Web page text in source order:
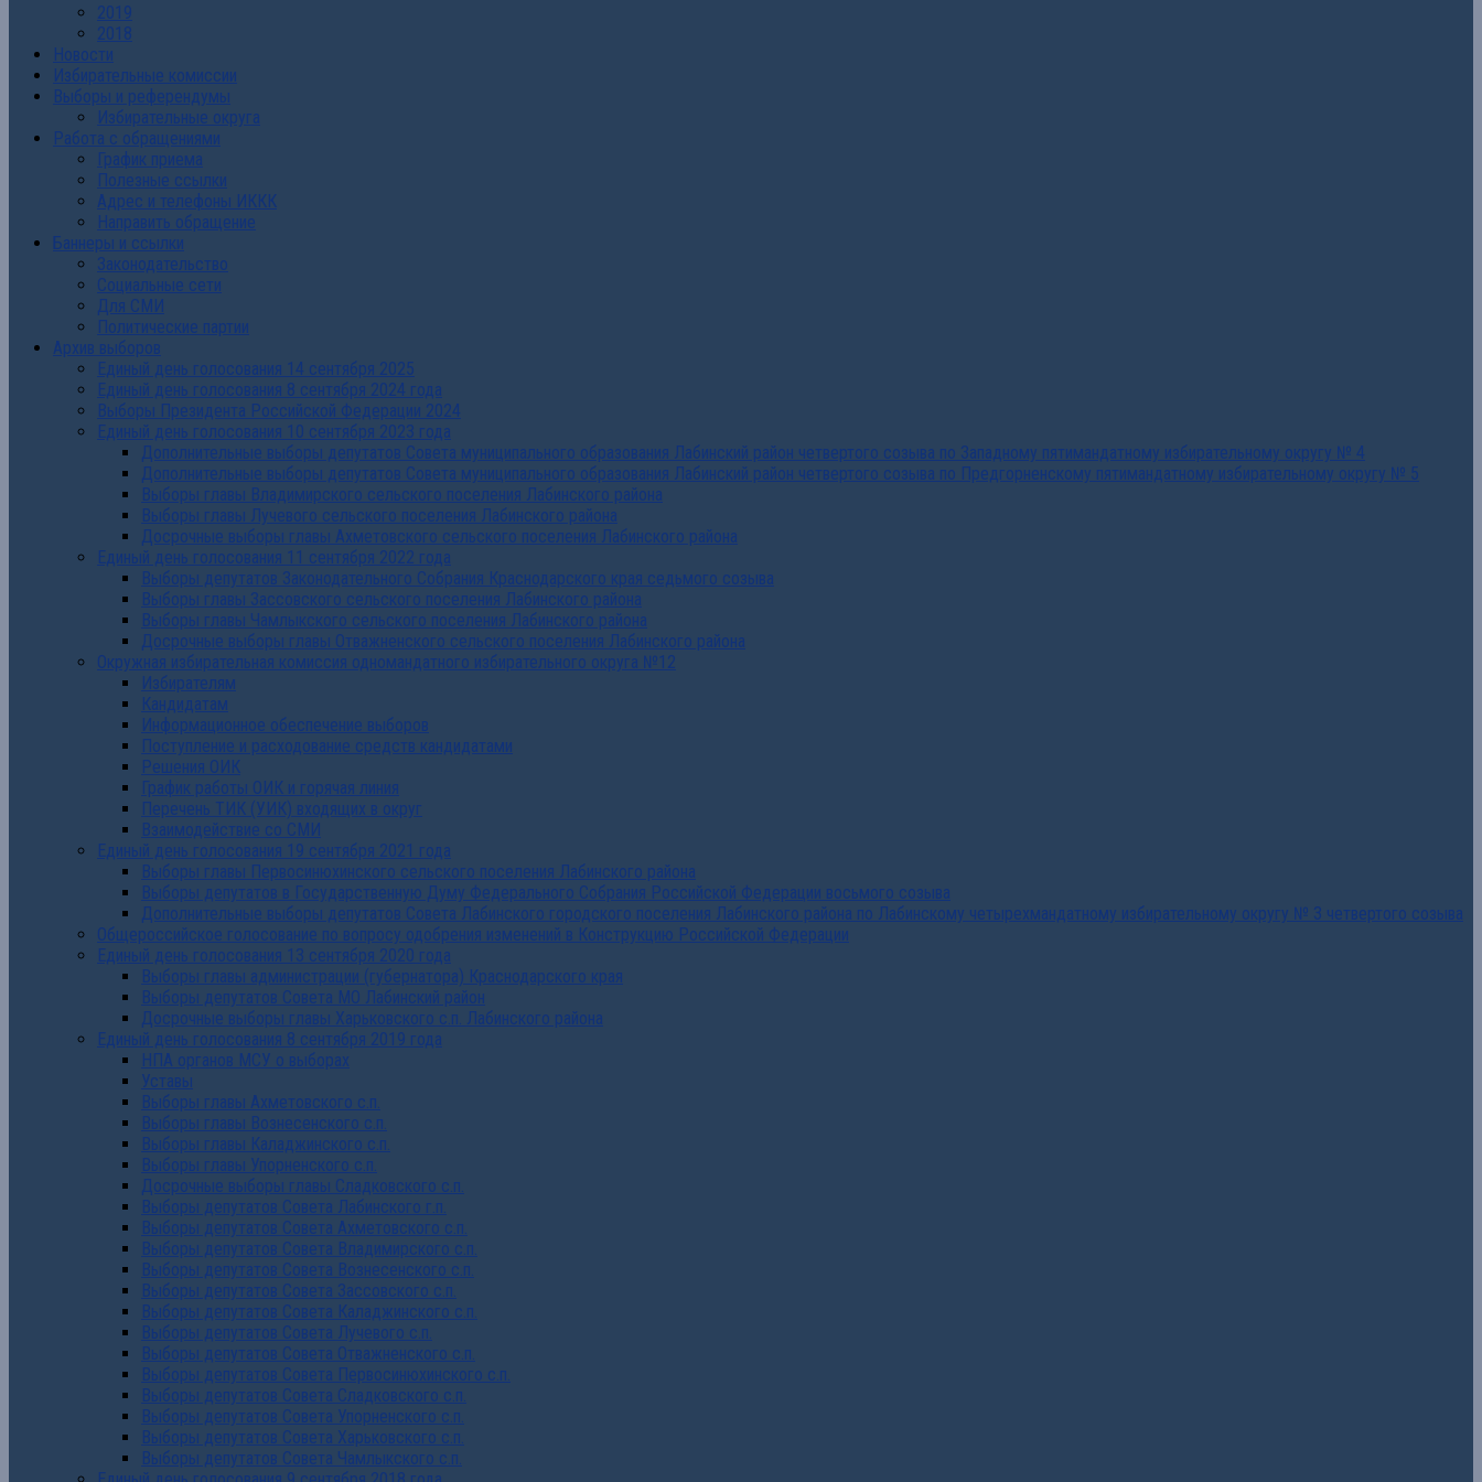
2019
2018
Новости
Избирательные комиссии
Выборы и референдумы
Избирательные округа
Работа с обращениями
График приема
Полезные ссылки
Адрес и телефоны ИККК
Направить обращение
Баннеры и ссылки
Законодательство
Социальные сети
Для СМИ
Политические партии
Архив выборов
Единый день голосования 14 сентября 2025
Единый день голосования 8 сентября 2024 года
Выборы Президента Российской Федерации 2024
Единый день голосования 10 сентября 2023 года
Дополнительные выборы депутатов Совета муниципального образования Лабинский район четвертого созыва по Западному пятимандатному избирательному округу № 4
Дополнительные выборы депутатов Совета муниципального образования Лабинский район четвертого созыва по Предгорненскому пятимандатному избирательному округу № 5
Выборы главы Владимирского сельского поселения Лабинского района
Выборы главы Лучевого сельского поселения Лабинского района
Досрочные выборы главы Ахметовского сельского поселения Лабинского района
Единый день голосования 11 сентября 2022 года
Выборы депутатов Законодательного Собрания Краснодарского края седьмого созыва
Выборы главы Зассовского сельского поселения Лабинского района
Выборы главы Чамлыкского сельского поселения Лабинского района
Досрочные выборы главы Отважненского сельского поселения Лабинского района
Окружная избирательная комиссия одномандатного избирательного округа №12
Избирателям
Кандидатам
Информационное обеспечение выборов
Поступление и расходование средств кандидатами
Решения ОИК
График работы ОИК и горячая линия
Перечень ТИК (УИК) входящих в округ
Взаимодействие со СМИ
Единый день голосования 19 сентября 2021 года
Выборы главы Первосинюхинского сельского поселения Лабинского района
Выборы депутатов в Государственную Думу Федерального Собрания Российской Федерации восьмого созыва
Дополнительные выборы депутатов Совета Лабинского городского поселения Лабинского района по Лабинскому четырехмандатному избирательному округу № 3 четвертого созыва
Общероссийское голосование по вопросу одобрения изменений в Конструкцию Российской Федерации
Единый день голосования 13 сентября 2020 года
Выборы главы администрации (губернатора) Краснодарского края
Выборы депутатов Совета МО Лабинский район
Досрочные выборы главы Харьковского с.п. Лабинского района
Единый день голосования 8 сентября 2019 года
НПА органов МСУ о выборах
Уставы
Выборы главы Ахметовского с.п.
Выборы главы Вознесенского с.п.
Выборы главы Каладжинского с.п.
Выборы главы Упорненского с.п.
Досрочные выборы главы Сладковского с.п.
Выборы депутатов Совета Лабинского г.п.
Выборы депутатов Совета Ахметовского с.п.
Выборы депутатов Совета Владимирского с.п.
Выборы депутатов Совета Вознесенского с.п.
Выборы депутатов Совета Зассовского с.п.
Выборы депутатов Совета Каладжинского с.п.
Выборы депутатов Совета Лучевого с.п.
Выборы депутатов Совета Отважненского с.п.
Выборы депутатов Совета Первосинюхинского с.п.
Выборы депутатов Совета Сладковского с.п.
Выборы депутатов Совета Упорненского с.п.
Выборы депутатов Совета Харьковского с.п.
Выборы депутатов Совета Чамлыкского с.п.